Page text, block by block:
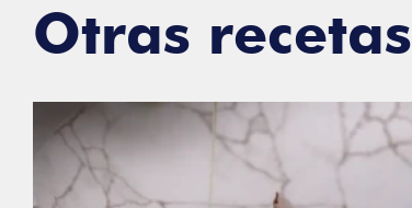
Otras recetas